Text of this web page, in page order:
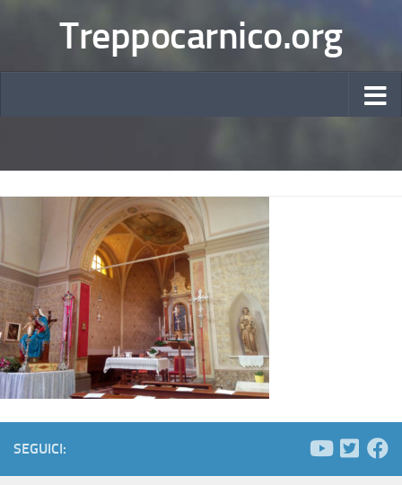
Treppocarnico.org
SEGUICI: